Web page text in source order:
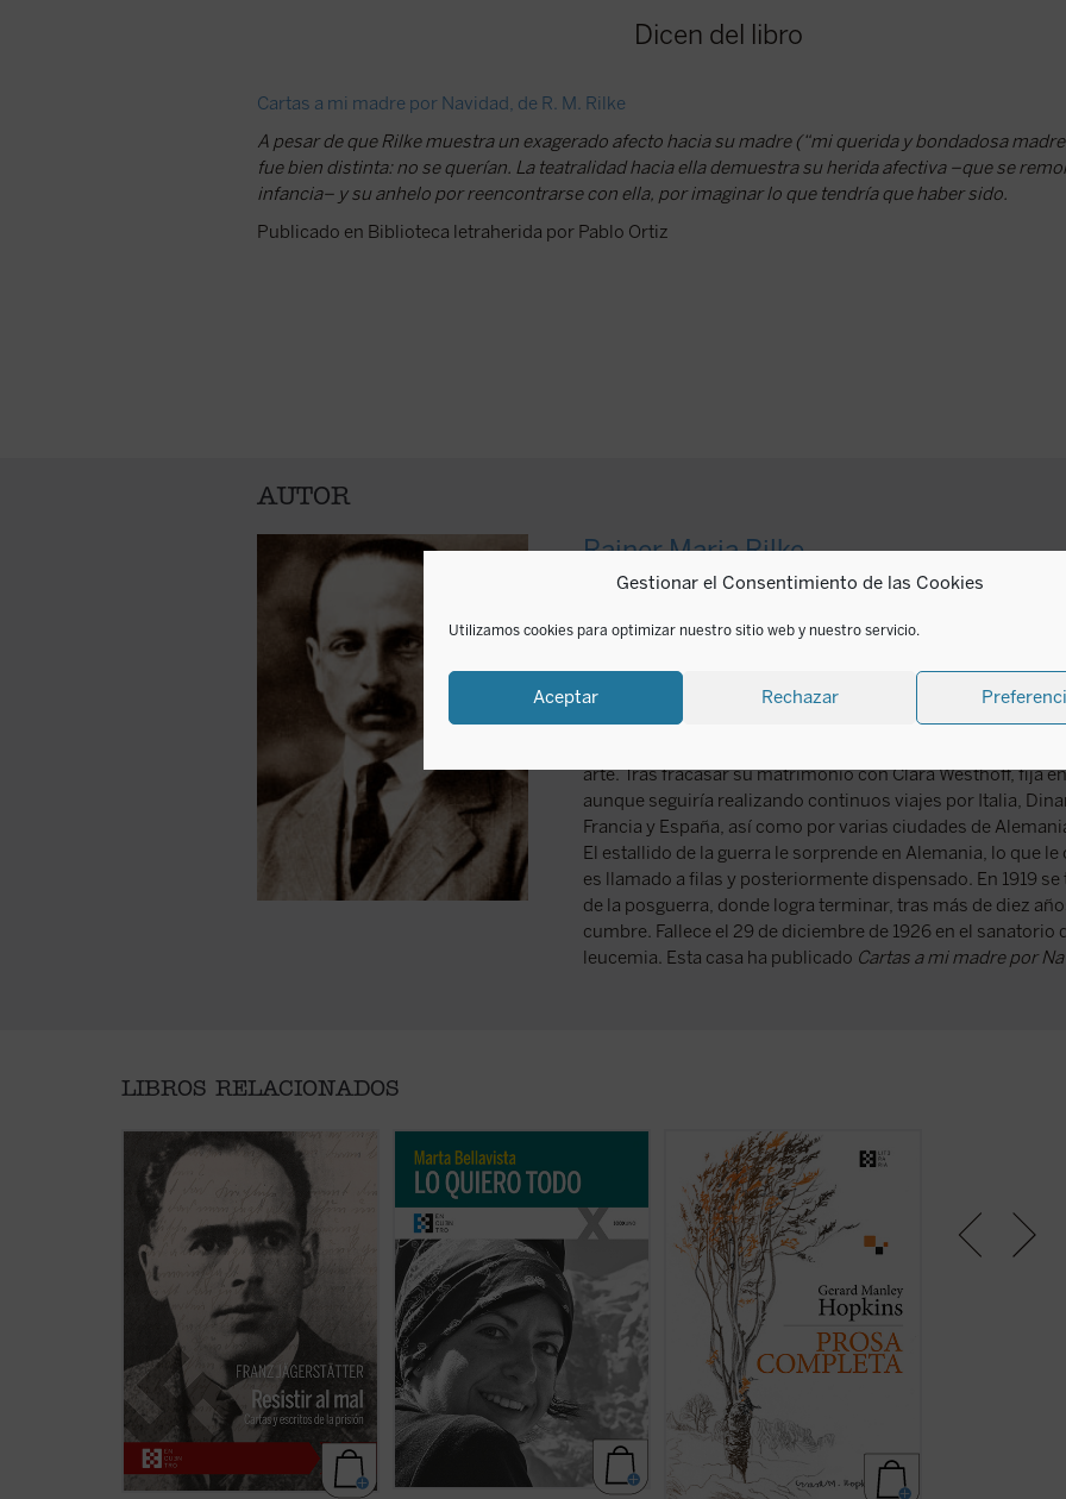
Gestionar el Consentimiento de las Cookies
Utilizamos cookies para optimizar nuestro sitio web y nuestro servicio.
Aceptar Rechazar
Dicen del libro
Cartas a mi madre por Navidad, de R. M. Rilke
A pesar de que Rilke muestra un exagerado afecto hacia su madre (“mi querida y bondadosa
fue bien distinta: no se querían. La teatralidad hacia ella demuestra su herida afectiva –que se
infancia– y su anhelo por reencontrarse con ella, por imaginar lo que tendría que haber sido.
Publicado en Biblioteca letraherida por Pablo Ortiz
AUTOR
Rainer Maria Rilke
Rainer Maria von Rilke (Praga, 1875 - Val-Mont, 1926) es
alemana más influyente del siglo XX. Obligado por su
militar de St. Pölten, abandonándola en 1891 por
estudios universitarios de literatura, historia del arte y
termina en Múnich, donde cambia su nombre de René a
A partir de 1898 realiza diversos viajes por Europa y
arte. Tras fracasar su matrimonio con Clara Westhoff, fija
aunque seguiría realizando continuos viajes por Italia,
Francia y España, así como por varias ciudades de
El estallido de la guerra le sorprende en Alemania, lo que
es llamado a filas y posteriormente dispensado. En 1919
de la posguerra, donde logra terminar, tras más de diez
cumbre. Fallece el 29 de diciembre de 1926 en el sanatorio
leucemia. Esta casa ha publicado Cartas a mi madre por
LIBROS RELACIONADOS
Franz Jägerstätter, campesino
austriaco, casado, padre de tres
niñas y ferviente católico, fue
ejecutado en 1943 por negarse a
servir en el ejército nazi. Se
publican aquí por primera vez en
castellano todos los escritos de
Jägerstätter tanto durante el
periodo de instrucción militar en
Wehrmacht...(ver ficha)
La vida de Marta, una larga
carrera de apenas veintisiete
años, se tornará dramática y
lúcida con la reaparición de la
enfermedad que la llevaría a la
muerte dos años después. Marta
afrontará esta circunstancia como
ocasión para vivir «una plenitud
total», sin ceder a la
desesperación. El título de ...
(ver
ficha)
Se publica por primera vez en
castellano, de la mano del filólogo,
escritor y traductor Gabriel
Insausti la obra completa en prosa
--a excepción de algún texto
menor-- del poeta inglés Gerard
Manley Hopkins (1844-1889).
Ejemplo claro del «síndrome de
Van Gogh», su poesía, ignorada en
vida, recibió una ...(ver ficha)
durante su viaje
Mediterráneo de